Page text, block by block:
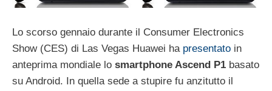
Lo scorso gennaio durante il Consumer Electronics
Show (CES) di Las Vegas Huawei ha presentato in
anteprima mondiale lo smartphone Ascend P1 basato
su Android. In quella sede a stupire fu anzitutto il